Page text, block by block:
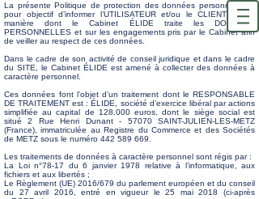
La présente Politique de protection des données personnelles a
pour objectif d’informer l’UTILISATEUR et/ou le CLIENT sur la
manière dont le Cabinet ÉLIDE traite les DONNÉES
PERSONNELLES et sur les engagements pris par le Cabinet afin
de veiller au respect de ces données.
Dans le cadre de son activité de conseil juridique et dans le cadre
du SITE, le Cabinet ÉLIDE est amené à collecter des données à
caractère personnel.
Ces données font l’objet d’un traitement dont le RESPONSABLE
DE TRAITEMENT est : ÉLIDE, société d’exercice libéral par actions
simplifiée au capital de 128.000 euros, dont le siège social est
situé 2 Rue Henri Dunant - 57070 SAINT-JULIEN-LES-METZ
(France), immatriculée au Registre du Commerce et des Sociétés
de METZ sous le numéro 442 589 669.
Les traitements de données à caractère personnel sont régis par :
La Loi n°78-17 du 6 janvier 1978 relative à l’informatique, aux
fichiers et aux libertés ;
Le Règlement (UE) 2016/679 du parlement européen et du conseil
du 27 avril 2016, entré en vigueur le 25 mai 2018 (ci-après